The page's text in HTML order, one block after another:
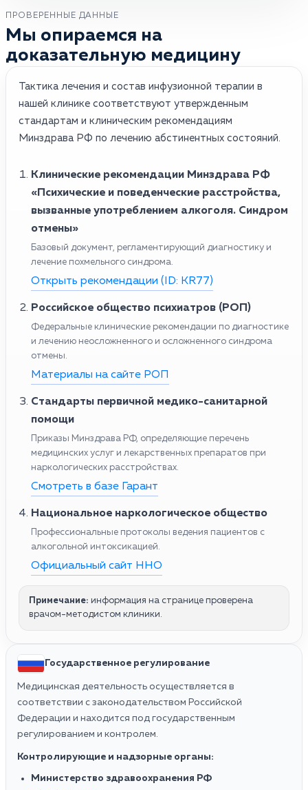
ПРОВЕРЕННЫЕ ДАННЫЕ
Мы опираемся на
доказательную медицину
Тактика лечения и состав инфузионной терапии в
нашей клинике соответствуют утвержденным
стандартам и клиническим рекомендациям
Минздрава РФ по лечению абстинентных состояний.
Клинические рекомендации Минздрава РФ
«Психические и поведенческие расстройства,
вызванные употреблением алкоголя. Синдром
отмены»
Базовый документ, регламентирующий диагностику и
лечение похмельного синдрома.
Открыть рекомендации (ID: KR77)
Российское общество психиатров (РОП)
Федеральные клинические рекомендации по диагностике
и лечению неосложненного и осложненного синдрома
отмены.
Материалы на сайте РОП
Стандарты первичной медико-санитарной
помощи
Приказы Минздрава РФ, определяющие перечень
медицинских услуг и лекарственных препаратов при
наркологических расстройствах.
Смотреть в базе Гарант
Национальное наркологическое общество
Профессиональные протоколы ведения пациентов с
алкогольной интоксикацией.
Официальный сайт ННО
Примечание: информация на странице проверена
врачом-методистом клиники.
Государственное регулирование
Медицинская деятельность осуществляется в
соответствии с законодательством Российской
Федерации и находится под государственным
регулированием и контролем.
Контролирующие и надзорные органы:
Министерство здравоохранения РФ